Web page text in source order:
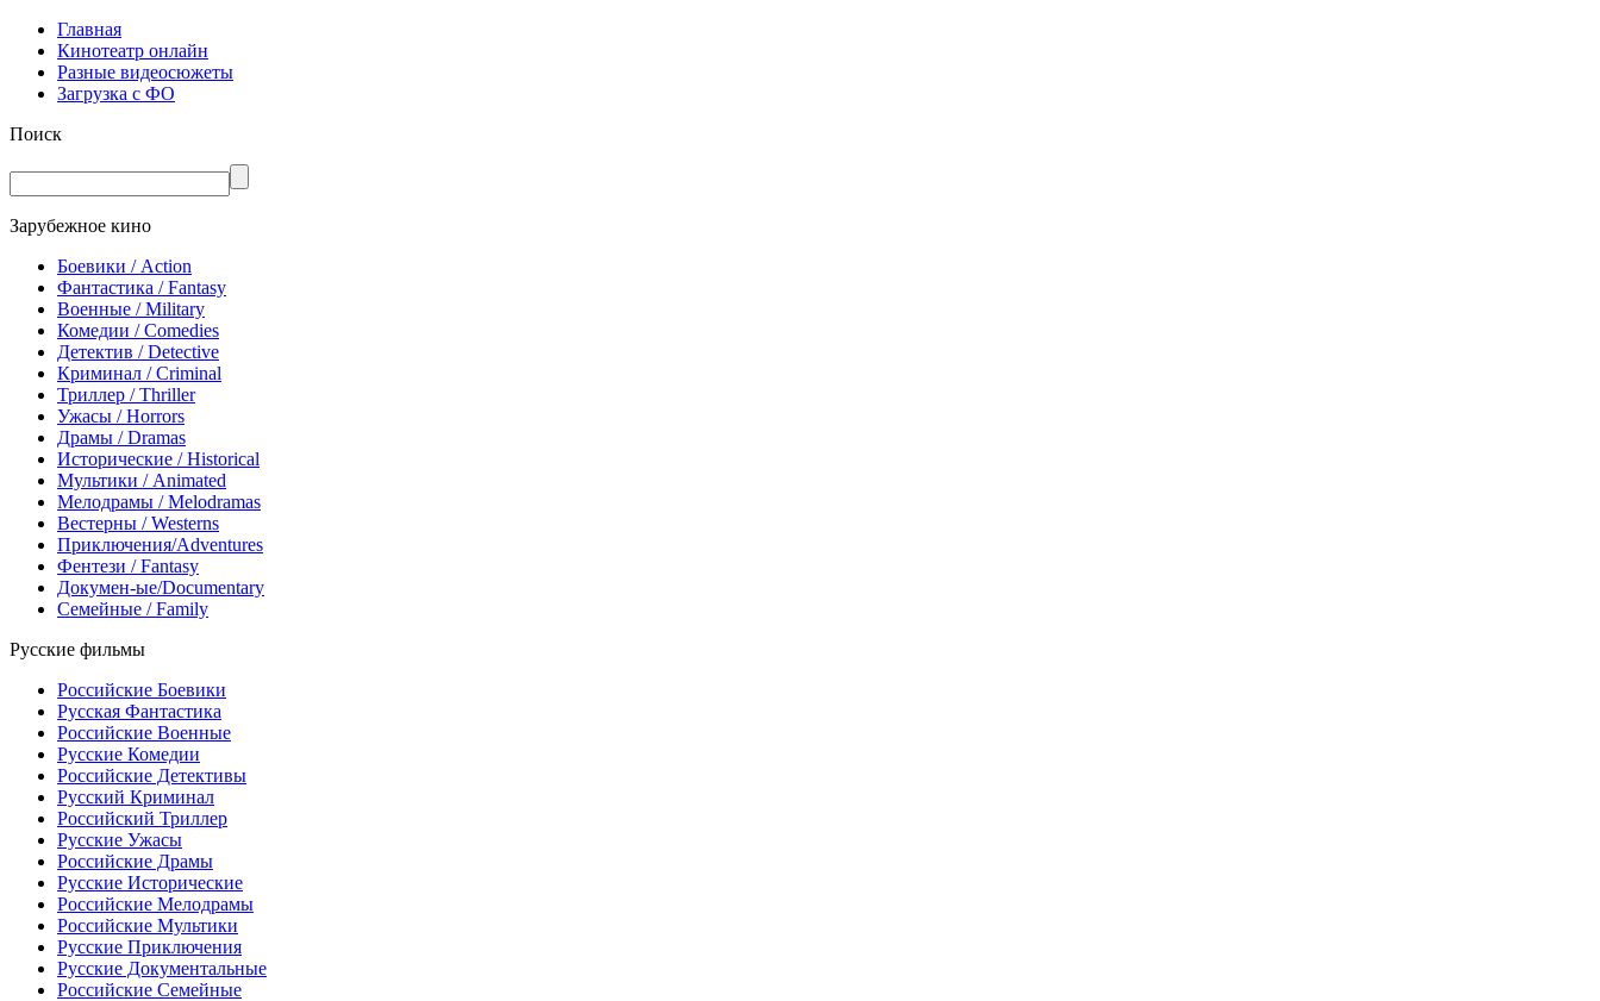
Главная
Кинотеатр онлайн
Разные видеосюжеты
Загрузка с ФО
Поиск
Зарубежное кино
Боевики / Action
Фантастика / Fantasy
Военные / Military
Комедии / Comedies
Детектив / Detective
Криминал / Criminal
Триллер / Thriller
Ужасы / Horrors
Драмы / Dramas
Исторические / Historical
Мультики / Animated
Мелодрамы / Melodramas
Вестерны / Westerns
Приключения/Adventures
Фентези / Fantasy
Докумен-ые/Documentary
Семейные / Family
Русские фильмы
Российские Боевики
Русская Фантастика
Российские Военные
Русские Комедии
Российские Детективы
Русский Криминал
Российский Триллер
Русские Ужасы
Российские Драмы
Русские Исторические
Российские Мелодрамы
Российские Мультики
Русские Приключения
Русские Документальные
Российские Семейные